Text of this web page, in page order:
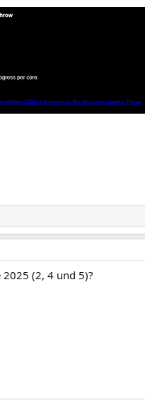
2025 (2, 4 und 5)?